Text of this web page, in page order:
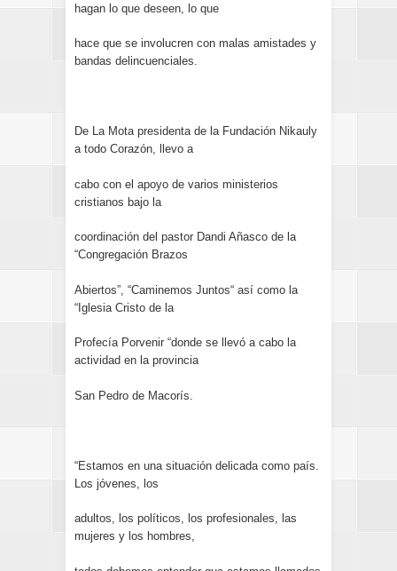
hagan lo que deseen, lo que
hace que se involucren con malas amistades y
bandas delincuenciales.
De La Mota presidenta de la Fundación Nikauly
a todo Corazón, llevo a
cabo con el apoyo de varios ministerios
cristianos bajo la
coordinación del pastor Dandi Añasco de la
“Congregación Brazos
Abiertos”, “Caminemos Juntos“ así como la
“Iglesia Cristo de la
Profecía Porvenir “donde se llevó a cabo la
actividad en la provincia
San Pedro de Macorís.
“Estamos en una situación delicada como país.
Los jóvenes, los
adultos, los políticos, los profesionales, las
mujeres y los hombres,